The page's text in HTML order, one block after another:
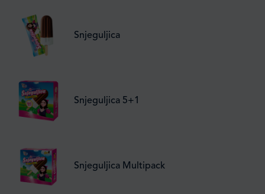
Snjeguljica
Snjeguljica 5+1
Snjeguljica Multipack